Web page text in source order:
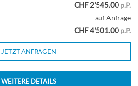
CHF 2'545.00 p.P.
auf Anfrage
CHF 4'501.00 p.P.
JETZT ANFRAGEN
WEITERE DETAILS